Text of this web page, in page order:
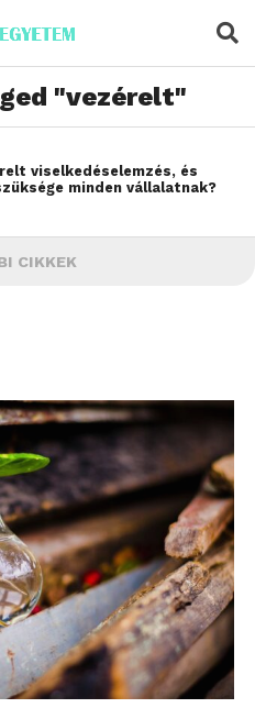
"vezérelt"
viselkedéselemzés, és
minden vállalatnak?
CIKKEK